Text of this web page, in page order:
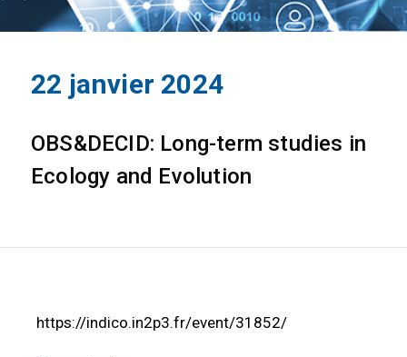
22 janvier 2024
OBS&DECID: Long-term studies in
Ecology and Evolution
https://indico.in2p3.fr/event/31852/